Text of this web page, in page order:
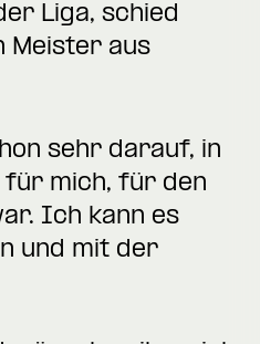
Liga, schied
Meister aus
sehr darauf, in
für mich, für den
Ich kann es
und mit der